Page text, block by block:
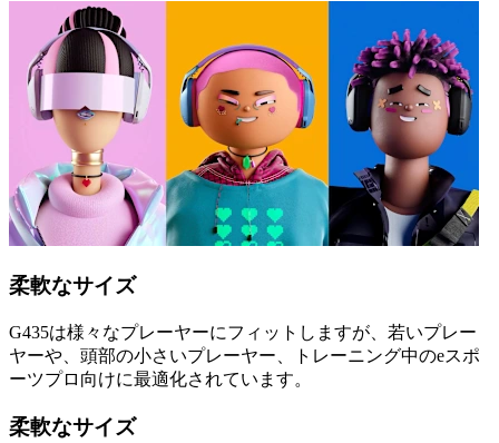
柔軟なサイズ
G435は様々なプレーヤーにフィットしますが、若いプレー
ヤーや、頭部の小さいプレーヤー、トレーニング中のeスポ
ーツプロ向けに最適化されています。
柔軟なサイズ